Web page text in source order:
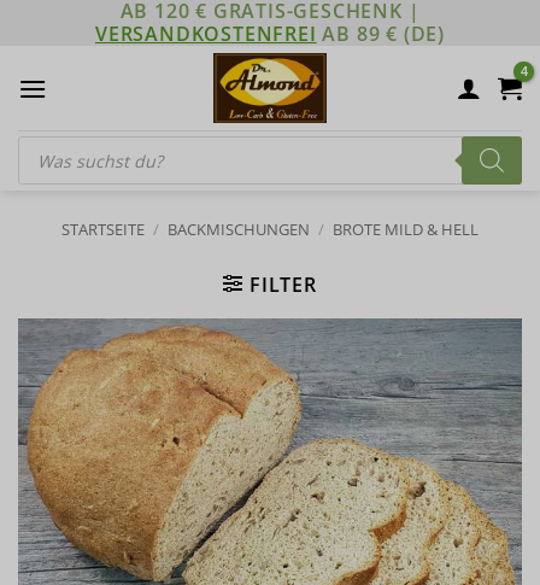
AB 120 € GRATIS-GESCHENK |
VERSANDKOSTENFREI AB 89 € (DE)
Products
search
STARTSEITE / BACKMISCHUNGEN / BROTE MILD & HELL
FILTER